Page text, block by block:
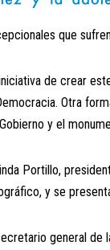
que
de crear
Otra
y el
Portillo,
y se
general de